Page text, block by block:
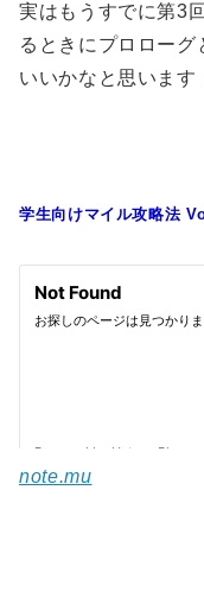
実はもうすでに第3
るときにプロローグ
いいかなと思います
学生向けマイル攻略法
note.mu